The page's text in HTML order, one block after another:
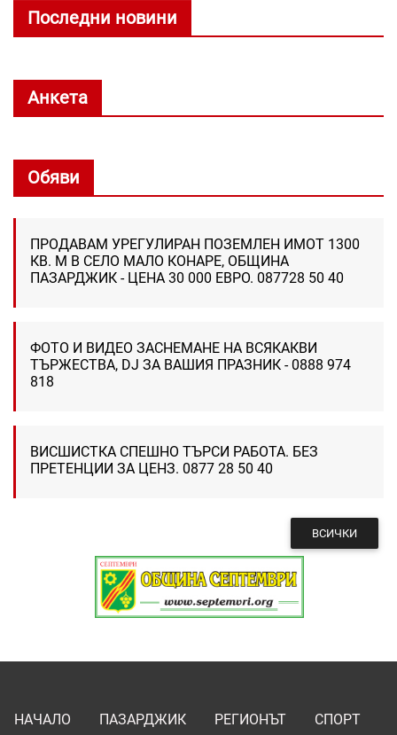
Последни новини
Анкета
Обяви
ПРОДАВАМ УРЕГУЛИРАН ПОЗЕМЛЕН ИМОТ 1300
КВ. М В СЕЛО МАЛО КОНАРЕ, ОБЩИНА
ПАЗАРДЖИК - ЦЕНА 30 000 ЕВРО. 087728 50 40
ФОТО И ВИДЕО ЗАСНЕМАНЕ НА ВСЯКАКВИ
ТЪРЖЕСТВА, DJ ЗА ВАШИЯ ПРАЗНИК - 0888 974
818
ВИСШИСТКА СПЕШНО ТЪРСИ РАБОТА. БЕЗ
ПРЕТЕНЦИИ ЗА ЦЕНЗ. 0877 28 50 40
ВСИЧКИ
НАЧАЛО ПАЗАРДЖИК РЕГИОНЪТ
СПОРТ